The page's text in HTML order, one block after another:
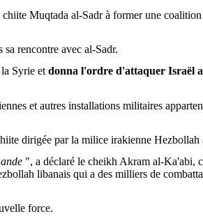
chiite Muqtada al-Sadrà former une coalition
sa rencontre avec al-Sadr.
Syrie et donna l'ordre d'attaquer Israël
et autres installations militaires
dirigée par la milice irakienne Hezbollah
", a déclaré le cheikh Akram al-Ka'abi,
libanais qui a des milliers de
force.